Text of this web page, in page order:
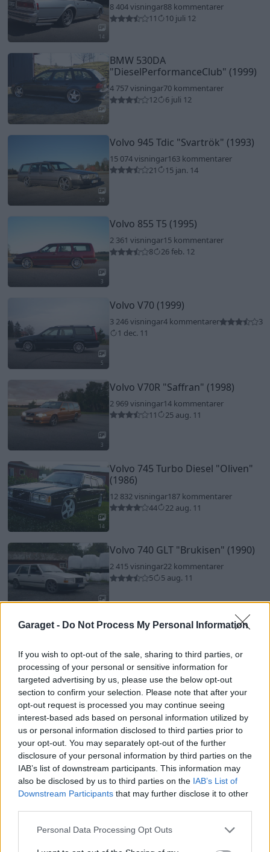
Garaget - Do Not Process My Personal Information
If you wish to opt-out of the sale, sharing to third parties, or
processing of your personal or sensitive information for
targeted advertising by us, please use the below opt-out
section to confirm your selection. Please note that after your
opt-out request is processed you may continue seeing
interest-based ads based on personal information utilized by
us or personal information disclosed to third parties prior to
your opt-out. You may separately opt-out of the further
disclosure of your personal information by third parties on the
IAB’s list of downstream participants. This information may
also be disclosed by us to third parties on the IAB’s List of
Downstream Participants that may further disclose it to other
Personal Data Processing Opt Outs
14
8 404 visningar88 kommentarer
11
10 juli 12
7
BMW 530DA
"DieselPerformanceClub" (1999)
4 757 visningar70 kommentarer
12
6 juli 12
20
Volvo 945 Tdic "Svartrök" (1993)
15 074 visningar163 kommentarer
21
15 jan. 14
3
Volvo 855 T5 (1995)
2 361 visningar15 kommentarer
8
26 feb. 12
5
Volvo V70 (1999)
3 246 visningar4 kommentarer
3
1 dec. 11
3
Volvo V70R "Saffran" (1998)
2 969 visningar14 kommentarer
11
25 aug. 11
14
Volvo 745 Turbo Diesel "Oliven"
(1986)
12 832 visningar187 kommentarer
44
22 aug. 11
Volvo 740 GLT "Brukisen" (1990)
2 415 visningar22 kommentarer
5
5 aug. 11
Volvo 240 Cabbe"Summer
6 712 visningar52 kommentarer
13
23 juli 11
16
Volvo 945 Turbo"X speed"(1998)
16 801 visningar 64 kommentarer
30
15 jan. 14
Volvo 740 Tdic"Bilen Myten
59
15 jan. 14